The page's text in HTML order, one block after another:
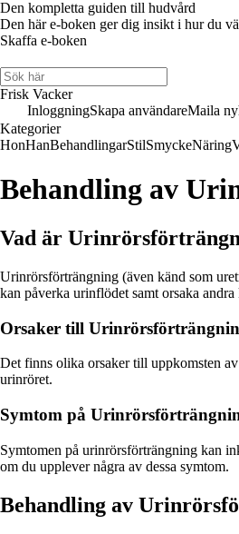
Den kompletta guiden till hudvård
Den här e-boken ger dig insikt i hur du
Skaffa e-boken
Frisk Vacker
InloggningSkapa användareMaila
Kategorier
HonHanBehandlingarStilSmyckeNäring
Behandling av
Vad är
Urinrörsförträngning (även känd som
kan påverka urinflödet samt orsaka
Orsaker till
Det finns olika orsaker till uppkomsten
urinröret.
Symtom på
Symtomen på urinrörsförträngning kan
om du upplever några av dessa symtom.
Behandling av